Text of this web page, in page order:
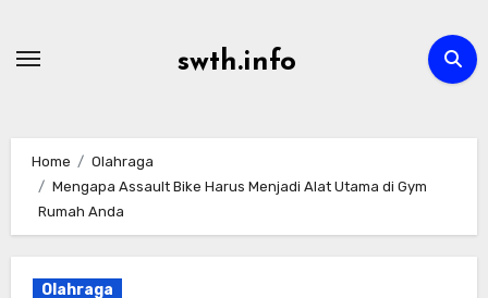
swth.info
Home
Olahraga
Mengapa Assault Bike Harus Menjadi Alat Utama di Gym
Rumah Anda
Olahraga